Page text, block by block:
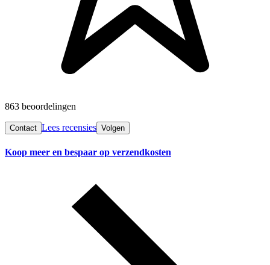
863 beoordelingen
Contact Lees recensies Volgen
Koop meer en bespaar op verzendkosten